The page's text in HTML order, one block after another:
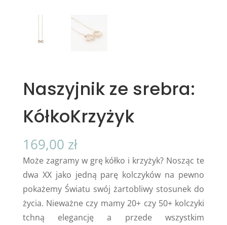
Naszyjnik ze srebra:
KółkoKrzyżyk
169,00 zł
Może zagramy w grę kółko i krzyżyk? Nosząc te
dwa XX jako jedną parę kolczyków na pewno
pokażemy Światu swój żartobliwy stosunek do
życia. Nieważne czy mamy 20+ czy 50+ kolczyki
tchną elegancję a przede wszystkim